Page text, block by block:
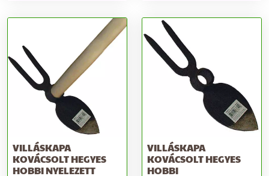
VILLÁSKAPA
KOVÁCSOLT HEGYES
HOBBI NYELEZETT
VILLÁSKAPA
KOVÁCSOLT HEGYES
HOBBI